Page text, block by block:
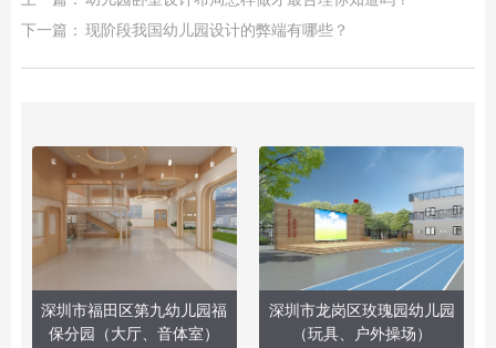
下一篇： 现阶段我国幼儿园设计的弊端有哪些？
深圳市福田区第九幼儿园福
保分园（大厅、音体室）
深圳市龙岗区玫瑰园幼儿园
（玩具、户外操场）